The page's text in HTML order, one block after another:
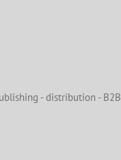
- distribution - B2B